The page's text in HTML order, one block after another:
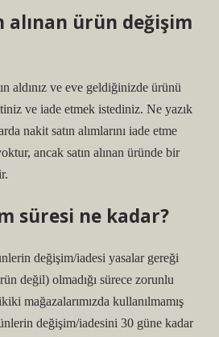
alınan ürün değişim
aldınız ve eve geldiğinizde ürünü
ve iade etmek istediniz. Ne yazık
nakit satın alımlarını iade etme
ancak satın alınan üründe bir
süresi ne kadar?
değişim/iadesi yasalar gereği
değil) olmadığı sürece zorunlu
mağazalarımızda kullanılmamış
değişim/iadesini 30 güne kadar